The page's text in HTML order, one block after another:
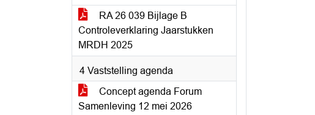
RA 26 039 Bijlage B
Controleverklaring Jaarstukken
MRDH 2025
4 Vaststelling agenda
Concept agenda Forum
Samenleving 12 mei 2026